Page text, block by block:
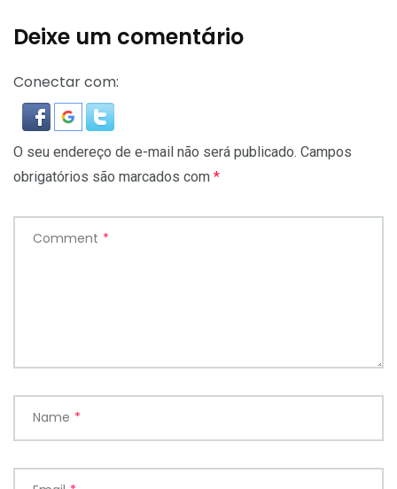
Deixe um comentário
Conectar com:
O seu endereço de e-mail não será publicado. Campos
obrigatórios são marcados com *
Comment *
Name *